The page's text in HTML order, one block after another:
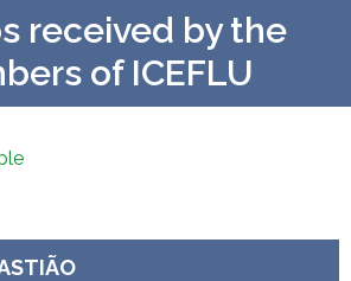
:
received by the
of ICEFLU